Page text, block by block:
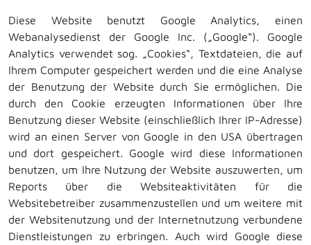
Diese Website benutzt Google Analytics, einen
Webanalysedienst der Google Inc. („Google“). Google
Analytics verwendet sog. „Cookies“, Textdateien, die auf
Ihrem Computer gespeichert werden und die eine Analyse
der Benutzung der Website durch Sie ermöglichen. Die
durch den Cookie erzeugten Informationen über Ihre
Benutzung dieser Website (einschließlich Ihrer IP-Adresse)
wird an einen Server von Google in den USA übertragen
und dort gespeichert. Google wird diese Informationen
benutzen, um Ihre Nutzung der Website auszuwerten, um
Reports über die Websiteaktivitäten für die
Websitebetreiber zusammenzustellen und um weitere mit
der Websitenutzung und der Internetnutzung verbundene
Dienstleistungen zu erbringen. Auch wird Google diese